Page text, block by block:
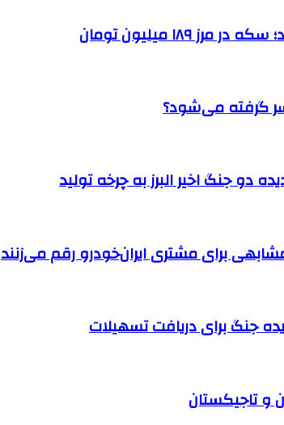
میلیون تومان
سر گرفته می‌شود؟
برای مشتری ایران‌خودرو رقم می‌زنند
و تاجیکستان